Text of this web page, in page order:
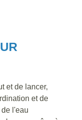
et de lancer,
et de
de l'eau